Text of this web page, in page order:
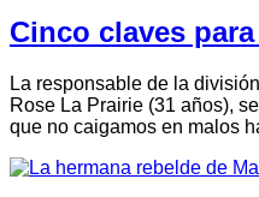
Cinco claves
La responsable de la
Rose La Prairie (31 años),
que no caigamos en malos